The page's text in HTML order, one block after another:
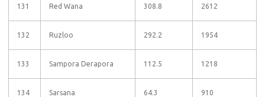
131 Red Wana 308.8 2612
132 Ruzloo 292.2 1954
133 Sampora Derapora 112.5 1218
134 Sarsana 64.3 910